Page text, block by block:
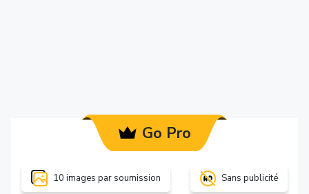
Go Pro
10 images par soumission Sans publicité